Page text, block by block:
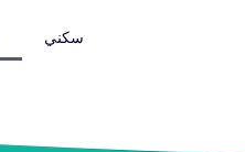
سكني